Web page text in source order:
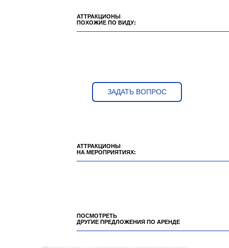
АТТРАКЦИОНЫ
ПОХОЖИЕ ПО ВИДУ:
ЗАДАТЬ ВОПРОС
АТТРАКЦИОНЫ
НА МЕРОПРИЯТИЯХ:
ПОСМОТРЕТЬ
ДРУГИЕ ПРЕДЛОЖЕНИЯ ПО АРЕНДЕ